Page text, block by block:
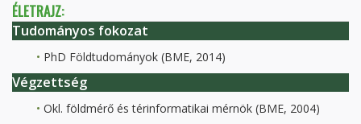
ÉLETRAJZ:
Tudományos fokozat
PhD Földtudományok (BME, 2014)
Végzettség
Okl. földmérő és térinformatikai mérnök (BME, 2004)